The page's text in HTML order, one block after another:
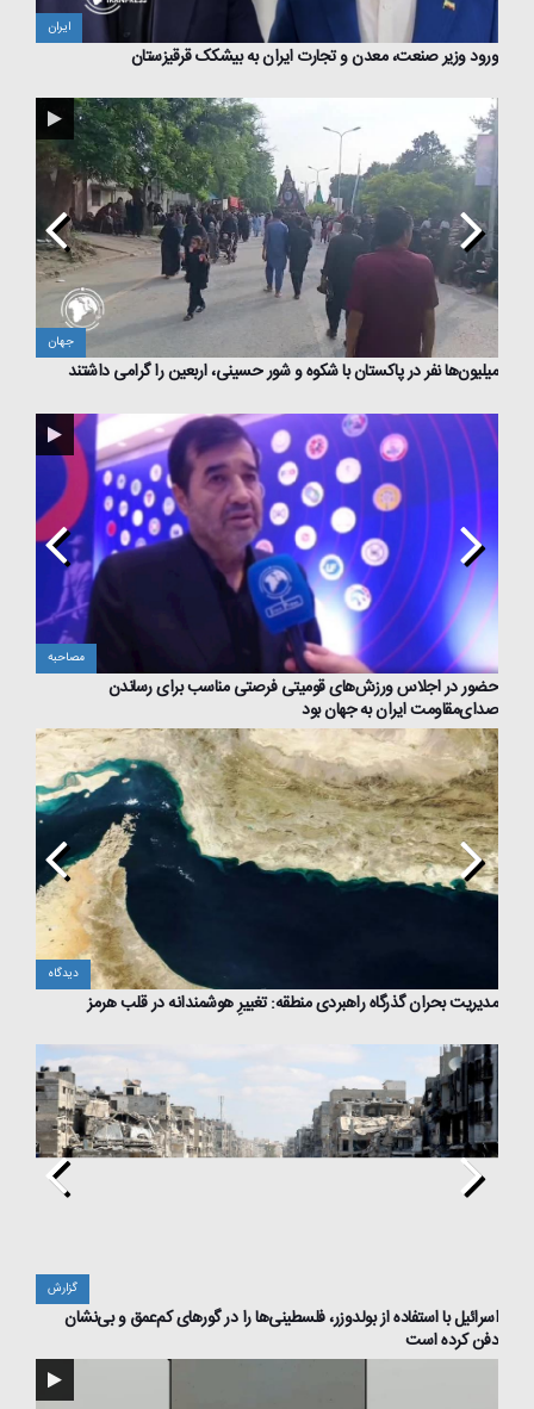
ایران
ورود وزیر صنعت، معدن و تجارت ایران به بیشکک قرقیزستان
جهان
میلیون‌ها نفر در پاکستان با شکوه و شور حسینی، اربعین را گرامی داشتند
مصاحبه
حضور در اجلاس ورزش‌های‌ قومیتی فرصتی‌ مناسب برای رساندن
صدای‌مقاومت ایران به جهان بود
دیدگاه
مدیریت بحران گذرگاه راهبردی منطقه: تغییرِ هوشمندانه در قلب هرمز
گزارش
اسرائیل با استفاده از بولدوزر، فلسطینی‌ها را در گورهای کم‌عمق و بی‌نشان
دفن کرده است